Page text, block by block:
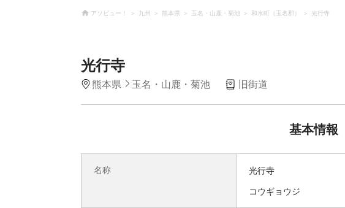
アソビュー！ 九州 熊本県 玉名・山鹿・菊池 和水町（玉名郡） 光行寺
光行寺
熊本県 玉名・山鹿・菊池 旧街道
基本情報
名称
光行寺
コウギョウジ